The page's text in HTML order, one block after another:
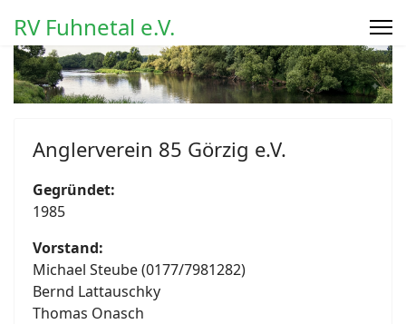
RV Fuhnetal e.V.
Anglerverein 85 Görzig e.V.
Gegründet:
1985
Vorstand:
Michael Steube (0177/7981282)
Bernd Lattauschky
Thomas Onasch